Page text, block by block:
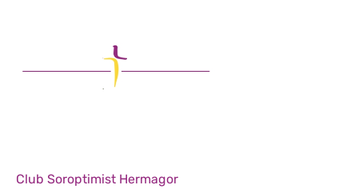
Club Soroptimist Hermagor